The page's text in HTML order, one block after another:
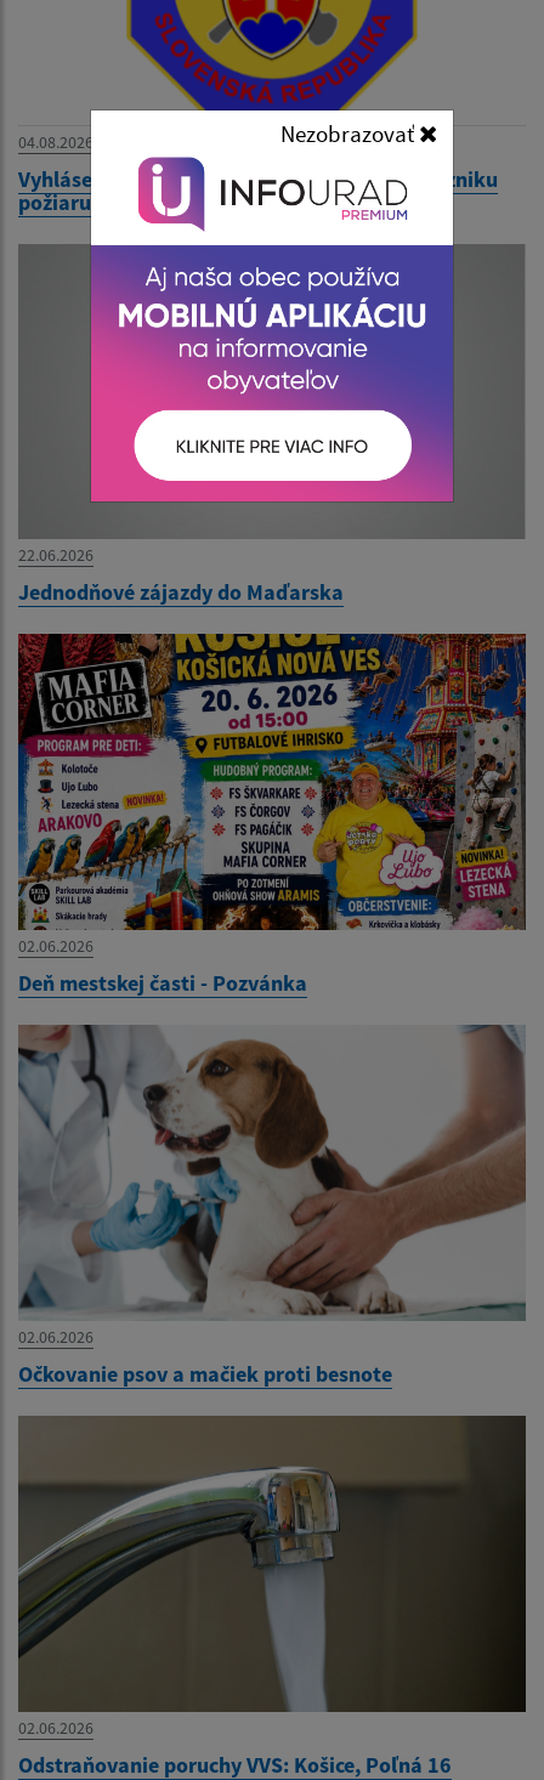
04.08.2026
Vyhlásenie času zvýšeného nebezpečenstva vzniku
požiaru
22.06.2026
Jednodňové zájazdy do Maďarska
02.06.2026
Deň mestskej časti - Pozvánka
02.06.2026
Očkovanie psov a mačiek proti besnote
02.06.2026
Odstraňovanie poruchy VVS: Košice, Poľná 16
Nezobrazovať